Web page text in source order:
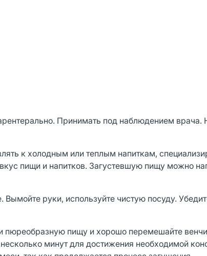
Принимать под наблюдением
к холодным или теплым напиткам,
пищи и напитков. Загустевшую пищу можно
руки, используйте чистую посуду.
пюреобразную пищу и хорошо перемешайте
минут для достижения необходимой